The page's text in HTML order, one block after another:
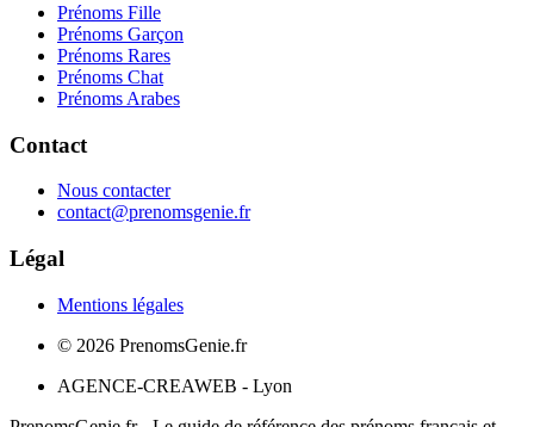
Prénoms Fille
Prénoms Garçon
Prénoms Rares
Prénoms Chat
Prénoms Arabes
Contact
Nous contacter
contact@prenomsgenie.fr
Légal
Mentions légales
© 2026 PrenomsGenie.fr
AGENCE-CREAWEB - Lyon